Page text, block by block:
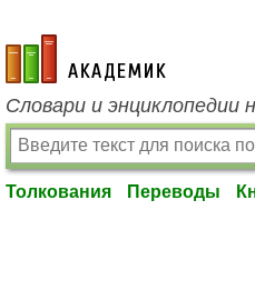
academic.ru
Словари и энциклопедии
Толкования Переводы